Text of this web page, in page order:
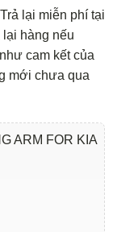
lại miễn phí tại
lại hàng nếu
cam kết của
mới chưa qua
ARM FOR KIA